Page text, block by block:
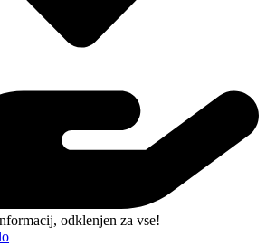
odklenjen za vse!